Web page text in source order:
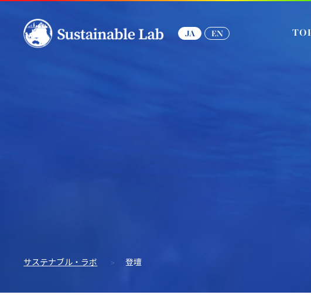
JA EN
サステナブル・ラボ >登壇